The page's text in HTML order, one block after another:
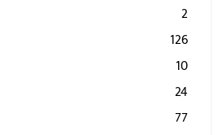
2
126
10
24
77